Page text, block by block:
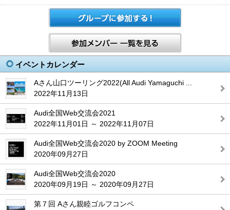
イベントカレンダー
Aさん山口ツーリング2022(All Audi Yamaguchi ...
2022年11月13日
Audi全国Web交流会2021
2022年11月01日 ～ 2022年11月07日
Audi全国Web交流会2020 by ZOOM Meeting
2020年09月27日
Audi全国Web交流会2020
2020年09月19日 ～ 2020年09月27日
第７回 Aさん親睦ゴルフコンペ